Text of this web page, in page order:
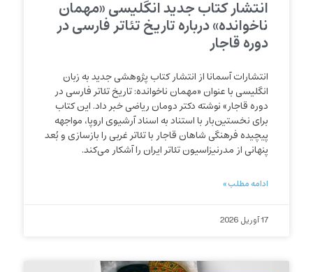
انتشار کتاب جدید انگلیسی «مهمان
ناخوانده» درباره تاریخ تئاتر فارسی در
دوره قاجار
انتشارات آسمانا از انتشار کتاب پژوهشی جدید به زبان
انگلیسی با عنوان «مهمان ناخوانده: تاریخ تئاتر فارسی در
دوره قاجار» نوشته دکتر دومان ریاضی خبر داد. این کتاب
برای نخستین‌بار با استناد به اسناد آرشیوی اروپا، مواجهه
پیچیده فرهنگی شاهان قاجار با تئاتر غربی را بازسازی و بُعد
پنهانی از مدرنیزاسیون تئاتر ایران را آشکار می‌کند.
ادامه مطلب »
17 آوریل 2026